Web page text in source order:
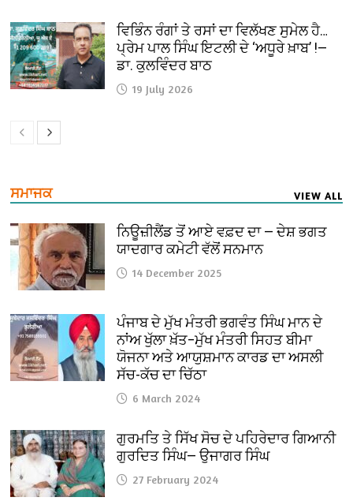
ਵਿਭਿੰਨ ਰੰਗਾਂ ਤੇ ਰਸਾਂ ਦਾ ਵਿਲੱਖਣ ਸੁਮੇਲ ਹੈ…
ਪ੍ਰੇਮ ਪਾਲ ਸਿੰਘ ਇਟਲੀ ਦੇ ‘ਅਧੂਰੇ ਖ਼ਾਬ’ !—
ਡਾ. ਕੁਲਵਿੰਦਰ ਬਾਠ
19 July 2026
ਸਮਾਜਕ VIEW ALL
ਨਿਊਜ਼ੀਲੈਂਡ ਤੋਂ ਆਏ ਵਫ਼ਦ ਦਾ — ਦੇਸ਼ ਭਗਤ
ਯਾਦਗਾਰ ਕਮੇਟੀ ਵੱਲੋਂ ਸਨਮਾਨ
14 December 2025
ਪੰਜਾਬ ਦੇ ਮੁੱਖ ਮੰਤਰੀ ਭਗਵੰਤ ਸਿੰਘ ਮਾਨ ਦੇ
ਨਾਂਅ ਖੁੱਲਾ ਖ਼ੱਤ–ਮੁੱਖ ਮੰਤਰੀ ਸਿਹਤ ਬੀਮਾ
ਯੋਜਨਾ ਅਤੇ ਆਯੁਸ਼ਮਾਨ ਕਾਰਡ ਦਾ ਅਸਲੀ
ਸੱਚ-ਕੱਚ ਦਾ ਚਿੱਠਾ
6 March 2024
ਗੁਰਮਤਿ ਤੇ ਸਿੱਖ ਸੋਚ ਦੇ ਪਹਿਰੇਦਾਰ ਗਿਆਨੀ
ਗੁਰਦਿਤ ਸਿੰਘ— ਉਜਾਗਰ ਸਿੰਘ
27 February 2024